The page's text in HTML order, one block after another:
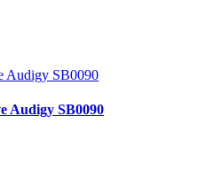
Audigy SB0090